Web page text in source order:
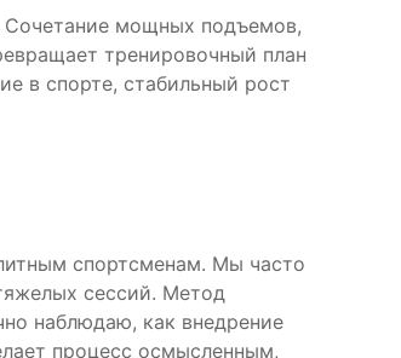
Сочетание мощных подъемов,
тренировочный план
в спорте, стабильный рост
спортсменам. Мы часто
сессий. Метод
наблюдаю, как внедрение
процесс осмысленным,